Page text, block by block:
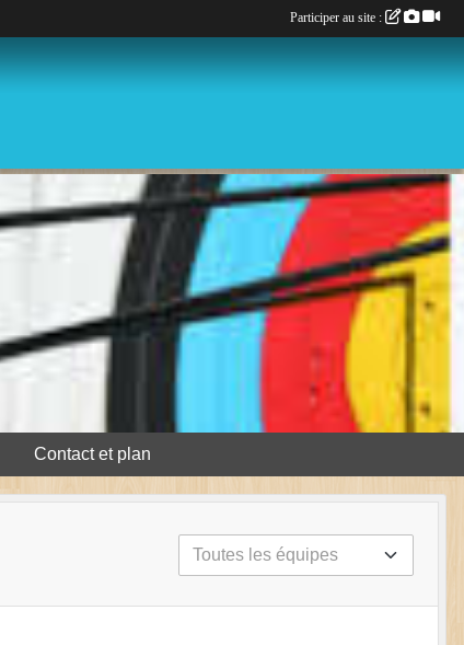
Contact et plan
Participer au site :